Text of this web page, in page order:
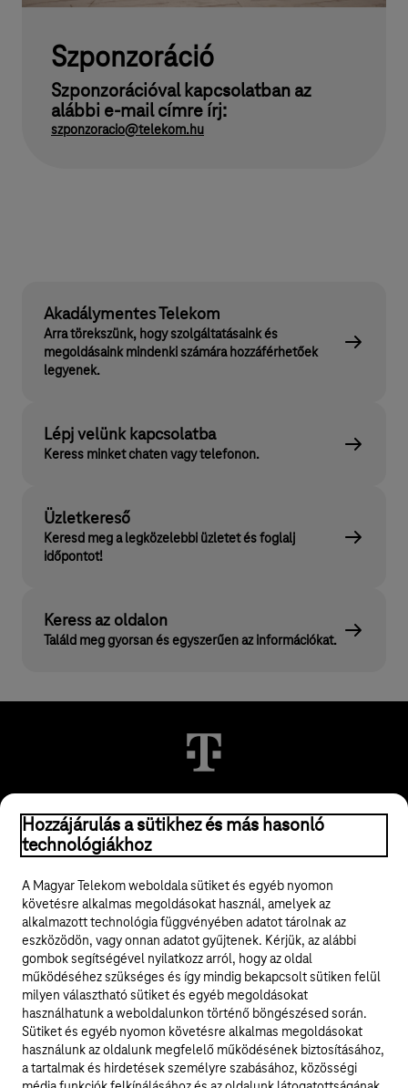
Szponzoráció
Szponzorációval kapcsolatban az
alábbi e-mail címre írj:
szponzoracio@telekom.hu
Akadálymentes Telekom
Arra törekszünk, hogy szolgáltatásaink és
megoldásaink mindenki számára hozzáférhetőek
legyenek.
Lépj velünk kapcsolatba
Keress minket chaten vagy telefonon.
Üzletkereső
Keresd meg a legközelebbi üzletet és foglalj
időpontot!
Keress az oldalon
Találd meg gyorsan és egyszerűen az információkat.
© 2026 Magyar Telekom Nyrt.
ÁSZF
Adatvédelem
Felhívások
Közösségi média
Hozzájárulás a sütikhez és más hasonló
technológiákhoz
A Magyar Telekom weboldala sütiket és egyéb nyomon
követésre alkalmas megoldásokat használ, amelyek az
alkalmazott technológia függvényében adatot tárolnak az
eszközödön, vagy onnan adatot gyűjtenek. Kérjük, az alábbi
gombok segítségével nyilatkozz arról, hogy az oldal
működéséhez szükséges és így mindig bekapcsolt sütiken felül
milyen választható sütiket és egyéb megoldásokat
használhatunk a weboldalunkon történő böngészésed során.
Sütiket és egyéb nyomon követésre alkalmas megoldásokat
használunk az oldalunk megfelelő működésének biztosításához,
a tartalmak és hirdetések személyre szabásához, közösségi